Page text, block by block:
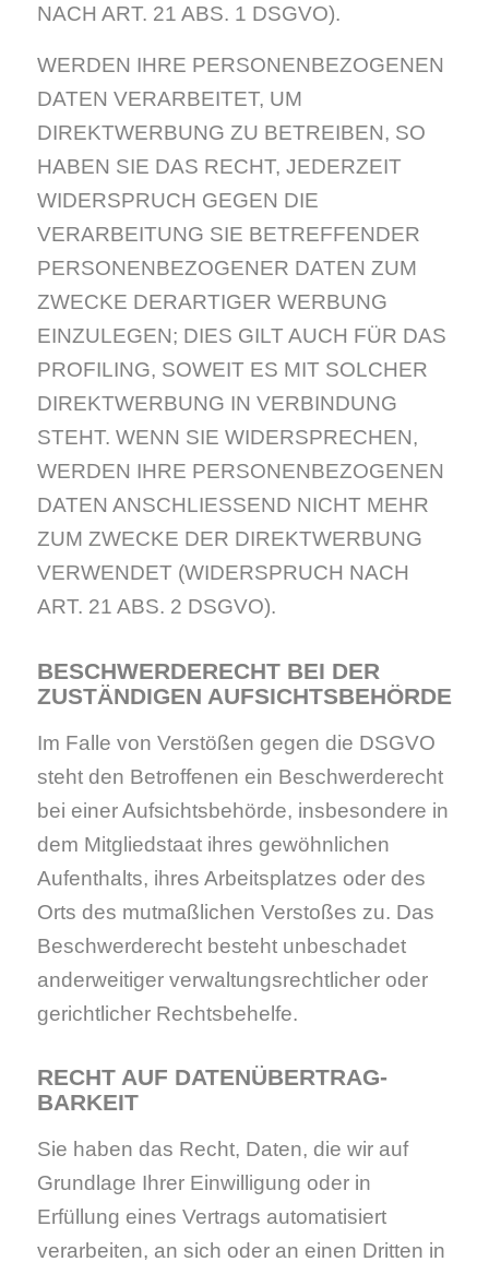
NACH ART. 21 ABS. 1 DSGVO).
WERDEN IHRE PERSONENBEZOGENEN
DATEN VERARBEITET, UM
DIREKTWERBUNG ZU BETREIBEN, SO
HABEN SIE DAS RECHT, JEDERZEIT
WIDERSPRUCH GEGEN DIE
VERARBEITUNG SIE BETREFFENDER
PERSONENBEZOGENER DATEN ZUM
ZWECKE DERARTIGER WERBUNG
EINZULEGEN; DIES GILT AUCH FÜR DAS
PROFILING, SOWEIT ES MIT SOLCHER
DIREKTWERBUNG IN VERBINDUNG
STEHT. WENN SIE WIDERSPRECHEN,
WERDEN IHRE PERSONENBEZOGENEN
DATEN ANSCHLIESSEND NICHT MEHR
ZUM ZWECKE DER DIREKTWERBUNG
VERWENDET (WIDERSPRUCH NACH
ART. 21 ABS. 2 DSGVO).
BESCHWERDE­RECHT BEI DER
ZUSTÄNDIGEN AUFSICHTS­BEHÖRDE
Im Falle von Verstößen gegen die DSGVO
steht den Betroffenen ein Beschwerderecht
bei einer Aufsichtsbehörde, insbesondere in
dem Mitgliedstaat ihres gewöhnlichen
Aufenthalts, ihres Arbeitsplatzes oder des
Orts des mutmaßlichen Verstoßes zu. Das
Beschwerderecht besteht unbeschadet
anderweitiger verwaltungsrechtlicher oder
gerichtlicher Rechtsbehelfe.
RECHT AUF DATEN­ÜBERTRAG­
BARKEIT
Sie haben das Recht, Daten, die wir auf
Grundlage Ihrer Einwilligung oder in
Erfüllung eines Vertrags automatisiert
verarbeiten, an sich oder an einen Dritten in